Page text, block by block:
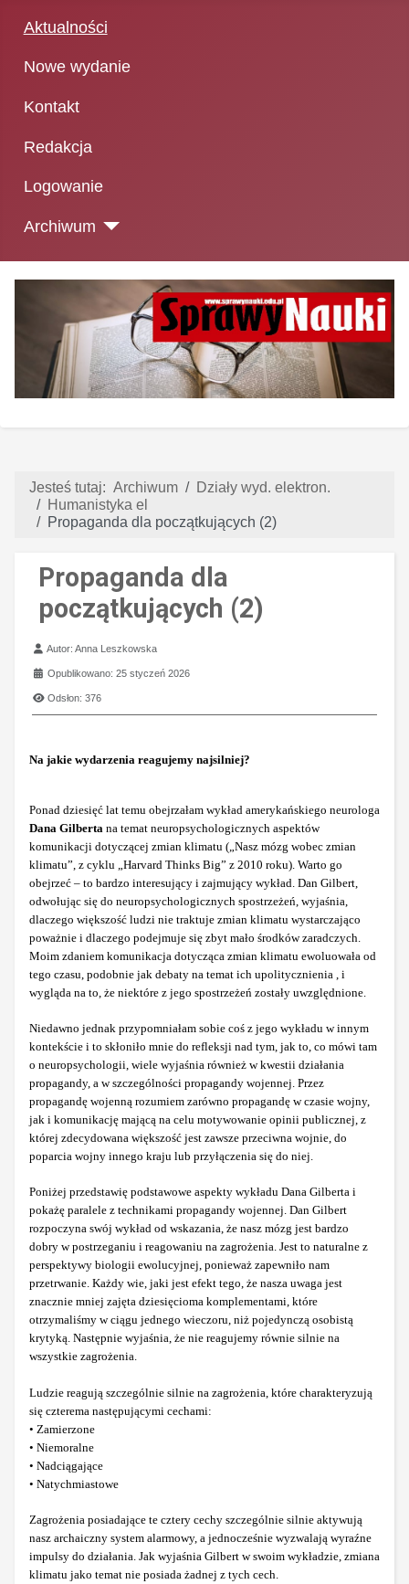
Aktualności
Nowe wydanie
Kontakt
Redakcja
Logowanie
Archiwum
Jesteś tutaj: Archiwum
Działy wyd. elektron.
Humanistyka el
Propaganda dla początkujących (2)
Propaganda dla
początkujących (2)
Szczegóły
Autor:Anna Leszkowska
Opublikowano: 25 styczeń 2026
Odsłon: 376
Na jakie wydarzenia reagujemy najsilniej?
Ponad dziesięć lat temu obejrzałam wykład amerykańskiego neurologa
Dana Gilberta na temat neuropsychologicznych aspektów
komunikacji dotyczącej zmian klimatu („Nasz mózg wobec zmian
klimatu”, z cyklu „Harvard Thinks Big” z 2010 roku). Warto go
obejrzeć – to bardzo interesujący i zajmujący wykład. Dan Gilbert,
odwołując się do neuropsychologicznych spostrzeżeń, wyjaśnia,
dlaczego większość ludzi nie traktuje zmian klimatu wystarczająco
poważnie i dlaczego podejmuje się zbyt mało środków zaradczych.
Moim zdaniem komunikacja dotycząca zmian klimatu ewoluowała od
tego czasu, podobnie jak debaty na temat ich upolitycznienia , i
wygląda na to, że niektóre z jego spostrzeżeń zostały uwzględnione.
Niedawno jednak przypomniałam sobie coś z jego wykładu w innym
kontekście i to skłoniło mnie do refleksji nad tym, jak to, co mówi tam
o neuropsychologii, wiele wyjaśnia również w kwestii działania
propagandy, a w szczególności propagandy wojennej. Przez
propagandę wojenną rozumiem zarówno propagandę w czasie wojny,
jak i komunikację mającą na celu motywowanie opinii publicznej, z
której zdecydowana większość jest zawsze przeciwna wojnie, do
poparcia wojny innego kraju lub przyłączenia się do niej.
Poniżej przedstawię podstawowe aspekty wykładu Dana Gilberta i
pokażę paralele z technikami propagandy wojennej. Dan Gilbert
rozpoczyna swój wykład od wskazania, że nasz mózg jest bardzo
dobry w postrzeganiu i reagowaniu na zagrożenia. Jest to naturalne z
perspektywy biologii ewolucyjnej, ponieważ zapewniło nam
przetrwanie. Każdy wie, jaki jest efekt tego, że nasza uwaga jest
znacznie mniej zajęta dziesięcioma komplementami, które
otrzymaliśmy w ciągu jednego wieczoru, niż pojedynczą osobistą
krytyką. Następnie wyjaśnia, że nie reagujemy równie silnie na
wszystkie zagrożenia.
Ludzie reagują szczególnie silnie na zagrożenia, które charakteryzują
się czterema następującymi cechami:
• Zamierzone
• Niemoralne
• Nadciągające
• Natychmiastowe
Zagrożenia posiadające te cztery cechy szczególnie silnie aktywują
nasz archaiczny system alarmowy, a jednocześnie wyzwalają wyraźne
impulsy do działania. Jak wyjaśnia Gilbert w swoim wykładzie, zmiana
klimatu jako temat nie posiada żadnej z tych cech.